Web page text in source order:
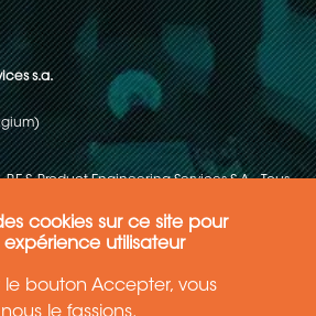
cookies sur ce site pour
expérience utilisateur
le bouton Accepter, vous
s.a.
Product Engineering Services S.A. - Tous
de protection des données
générales de ventes